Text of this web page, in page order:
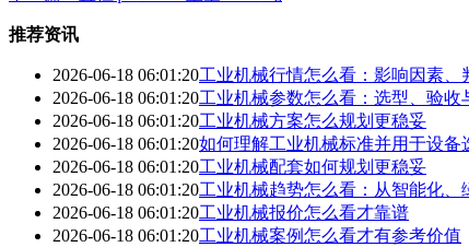
推荐资讯
2026-06-18 06:01:20工业机械行情怎么看：影响因素、
2026-06-18 06:01:20工业机械参数怎么看：选型、验收
2026-06-18 06:01:20工业机械方案怎么规划更稳妥
2026-06-18 06:01:20如何理解工业机械标准并用于设备
2026-06-18 06:01:20工业机械配套如何规划更稳妥
2026-06-18 06:01:20工业机械趋势怎么看：从智能化
2026-06-18 06:01:20工业机械报价怎么看才靠谱
2026-06-18 06:01:20工业机械案例怎么看才有参考价值